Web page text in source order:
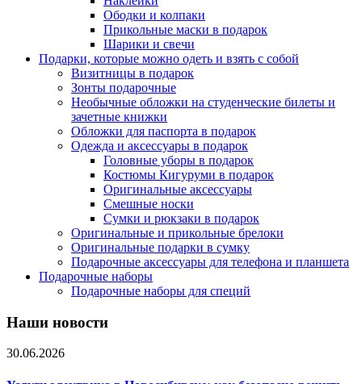
Ободки и колпаки
Прикольные маски в подарок
Шарики и свечи
Подарки, которые можно одеть и взять с собой
Визитницы в подарок
Зонты подарочные
Необычные обложки на студенческие билеты и
зачетные книжки
Обложки для паспорта в подарок
Одежда и аксессуары в подарок
Головные уборы в подарок
Костюмы Кигуруми в подарок
Оригинальные аксессуары
Смешные носки
Сумки и рюкзаки в подарок
Оригинальные и прикольные брелоки
Оригинальные подарки в сумку
Подарочные аксессуары для телефона и планшета
Подарочные наборы
Подарочные наборы для специй
Наши новости
30.06.2026